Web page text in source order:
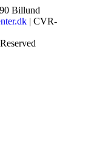
Billund
| CVR-